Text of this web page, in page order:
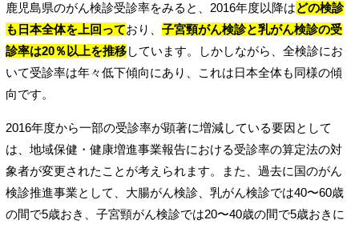
鹿児島県のがん検診受診率をみると、2016年度以降はどの検診
も日本全体を上回っており、 子宮頸がん検診と乳がん検診の受
診率は20％以上を推移しています。しかしながら、全検診にお
いて受診率は年々低下傾向にあり、これは日本全体も同様の傾
向です。
2016年度から一部の受診率が顕著に増減している要因として
は、地域保健・健康増進事業報告における受診率の算定法の対
象者が変更されたことが考えられます。また、過去に国のがん
検診推進事業として、大腸がん検診、乳がん検診では40〜60歳
の間で5歳おき、子宮頸がん検診では20〜40歳の間で5歳おきに